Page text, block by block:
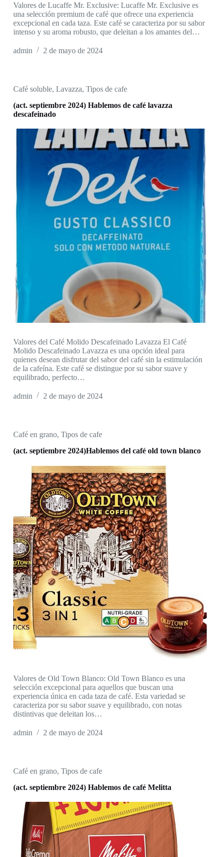
Valores de Lucaffe Mr. Exclusive: Lucaffe Mr. Exclusive es
una selección premium de café que ofrece una experiencia
excepcional en cada taza. Este café se caracteriza por su sabor
intenso y su aroma robusto, que deleitan a los amantes del…
admin 2 de mayo de 2024
Café soluble, Lavazza, Tipos de cafe
(act. septiembre 2024) Hablemos de café lavazza
descafeinado
Valores del Café Molido Descafeinado Lavazza El Café
Molido Descafeinado Lavazza es una opción ideal para
quienes desean disfrutar del sabor del café sin la estimulación
de la cafeína. Este café se distingue por su sabor suave y
equilibrado, perfecto…
admin 2 de mayo de 2024
Café en grano, Tipos de cafe
(act. septiembre 2024)Hablemos del café old town blanco
Valores de Old Town Blanco: Old Town Blanco es una
selección excepcional para aquellos que buscan una
experiencia única en cada taza de café. Esta variedad se
caracteriza por su sabor suave y equilibrado, con notas
distintivas que deleitan los…
admin 2 de mayo de 2024
Café en grano, Tipos de cafe
(act. septiembre 2024) Hablemos de café Melitta